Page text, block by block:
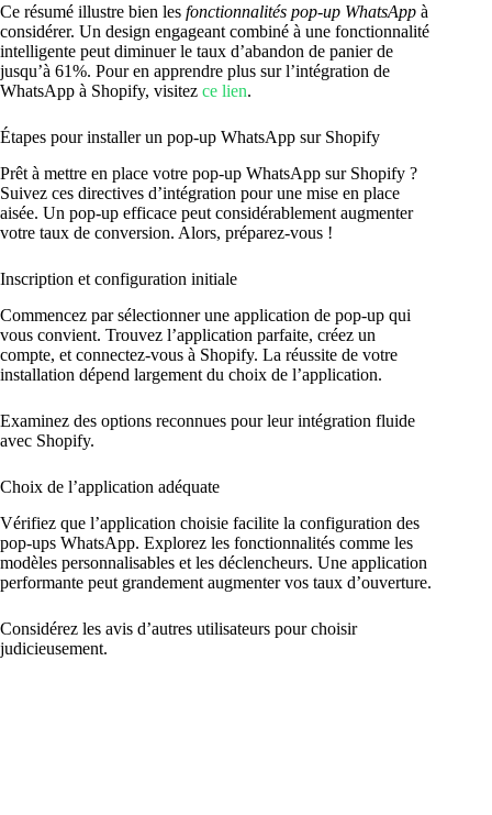
Ce résumé illustre bien les fonctionnalités pop-up WhatsApp à
considérer. Un design engageant combiné à une fonctionnalité
intelligente peut diminuer le taux d’abandon de panier de
jusqu’à 61%. Pour en apprendre plus sur l’intégration de
WhatsApp à Shopify, visitez ce lien.
Étapes pour installer un pop-up WhatsApp sur Shopify
Prêt à mettre en place votre pop-up WhatsApp sur Shopify ?
Suivez ces directives d’intégration pour une mise en place
aisée. Un pop-up efficace peut considérablement augmenter
votre taux de conversion. Alors, préparez-vous !
Inscription et configuration initiale
Commencez par sélectionner une application de pop-up qui
vous convient. Trouvez l’application parfaite, créez un
compte, et connectez-vous à Shopify. La réussite de votre
installation dépend largement du choix de l’application.
Examinez des options reconnues pour leur intégration fluide
avec Shopify.
Choix de l’application adéquate
Vérifiez que l’application choisie facilite la configuration des
pop-ups WhatsApp. Explorez les fonctionnalités comme les
modèles personnalisables et les déclencheurs. Une application
performante peut grandement augmenter vos taux d’ouverture.
Considérez les avis d’autres utilisateurs pour choisir
judicieusement.